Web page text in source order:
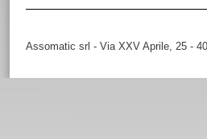
Assomatic srl - Via XXV Aprile, 25 -